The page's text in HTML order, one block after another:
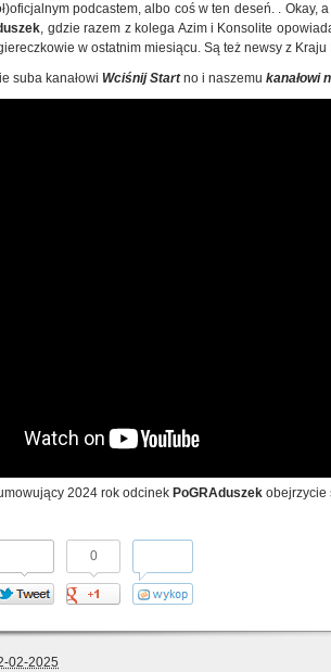
podcastem, albo coś w ten deseń. . Okay,
, gdzie razem z kolega Azim i Konsolite
w ostatnim miesiącu. Są też newsy z
suba kanałowi Wciśnij Startno i naszemu kanałowi
2024 rok odcinek PoGRAduszek
0
02-2025